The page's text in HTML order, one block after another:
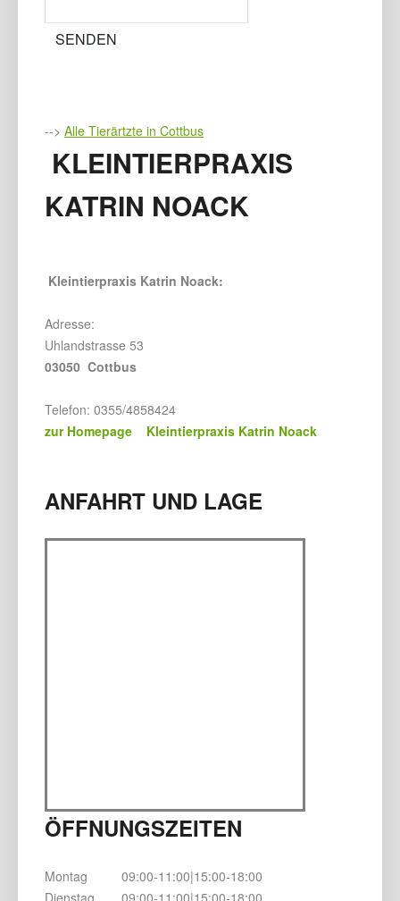
--> Alle Tierärtzte in Cottbus
KLEINTIERPRAXIS
KATRIN NOACK
Kleintierpraxis Katrin Noack:
Adresse:
Uhlandstrasse 53
03050 Cottbus
Telefon: 0355/4858424
zur Homepage Kleintierpraxis Katrin Noack
ANFAHRT UND LAGE
ÖFFNUNGSZEITEN
Montag
09:00-11:00|15:00-18:00
Dienstag
09:00-11:00|15:00-18:00